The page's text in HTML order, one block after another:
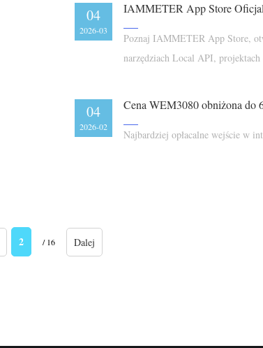
04
2026-03
IAMMETER App Store
Poznaj IAMMETER App Store,
narzędziach Local API, projektach
04
2026-02
Cena WEM3080 obniżona do
Najbardziej opłacalne wejście w
2 / 16 Dalej